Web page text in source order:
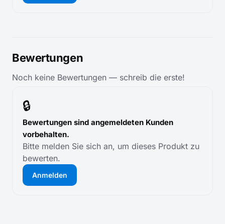
Bewertungen
Noch keine Bewertungen — schreib die erste!
🔒
Bewertungen sind angemeldeten Kunden
vorbehalten.
Bitte melden Sie sich an, um dieses Produkt zu
bewerten.
Anmelden